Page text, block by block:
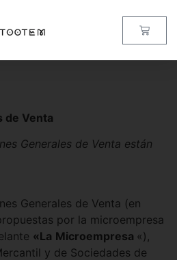
de Venta
Generales de Venta están
Generales de Venta (en
por la microempresa
«La Microempresa «),
y de Sociedades de